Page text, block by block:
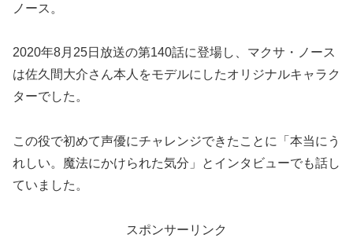
ノース。
2020年8月25日放送の第140話に登場し、マクサ・ノース
は佐久間大介さん本人をモデルにしたオリジナルキャラク
ターでした。
この役で初めて声優にチャレンジできたことに「本当にう
れしい。魔法にかけられた気分」とインタビューでも話し
ていました。
スポンサーリンク